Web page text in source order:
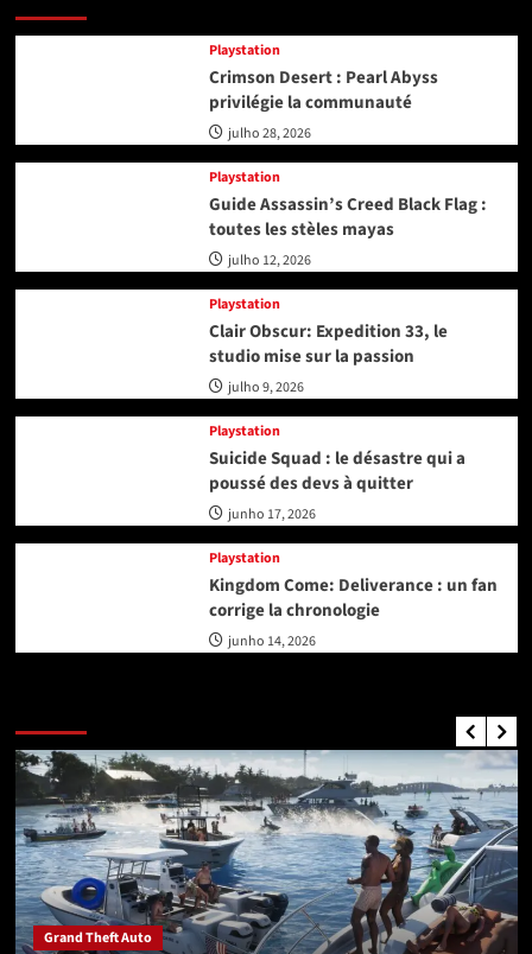
Playstation
Crimson Desert : Pearl Abyss
privilégie la communauté
julho 28, 2026
Playstation
Guide Assassin’s Creed Black Flag :
toutes les stèles mayas
julho 12, 2026
Playstation
Clair Obscur: Expedition 33, le
studio mise sur la passion
julho 9, 2026
Playstation
Suicide Squad : le désastre qui a
poussé des devs à quitter
junho 17, 2026
Playstation
Kingdom Come: Deliverance : un fan
corrige la chronologie
junho 14, 2026
Grand Theft Auto